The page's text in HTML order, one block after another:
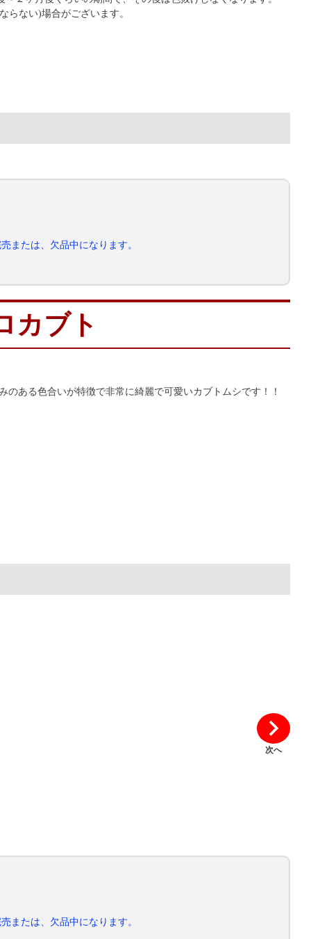
らない)場合がございます。
または、欠品中になります。
カブト
のある色合いが特徴で非常に綺麗で可愛いカブトムシです！！
次へ
または、欠品中になります。